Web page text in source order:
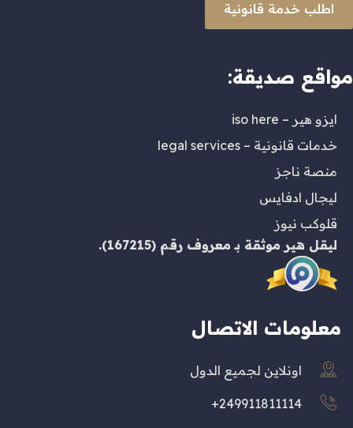
اطلب خدمة قانونية
مواقع صديقة:
ايزو هير – iso here
خدمات قانونية – legal services
منصة ناجز
ليجال ادفايس
قلوكب نيوز
ليقل هير موثقة بـ معروف رقم (167215).
معلومات الاتصال
اونلاين لجميع الدول
249911811114+